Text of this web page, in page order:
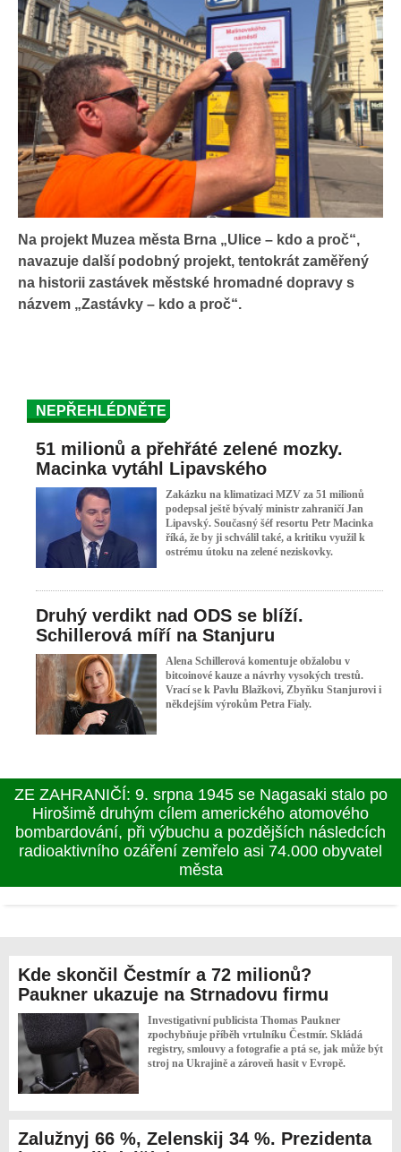
Na projekt Muzea města Brna „Ulice – kdo a proč“,
navazuje další podobný projekt, tentokrát zaměřený
na historii zastávek městské hromadné dopravy s
názvem „Zastávky – kdo a proč“.
NEPŘEHLÉDNĚTE
51 milionů a přehřáté zelené mozky.
Macinka vytáhl Lipavského
Zakázku na klimatizaci MZV za 51 milionů
podepsal ještě bývalý ministr zahraničí Jan
Lipavský. Současný šéf resortu Petr Macinka
říká, že by ji schválil také, a kritiku využil k
ostrému útoku na zelené neziskovky.
Druhý verdikt nad ODS se blíží.
Schillerová míří na Stanjuru
Alena Schillerová komentuje obžalobu v
bitcoinové kauze a návrhy vysokých trestů.
Vrací se k Pavlu Blažkovi, Zbyňku Stanjurovi i
někdejším výrokům Petra Fialy.
ZE ZAHRANIČÍ: Ankara navrhla, aby Kyjev a Moskva
vyhlásily moratorium na ostřelování lodí v Černém
moři, odpovídající prohlášení učinil turecký ministr
zahraničí Hakan Fidan
Paukner ukazuje na Strnadovu firmu
Investigativní publicista Thomas Paukner
zpochybňuje příběh vrtulníku Čestmír. Skládá
registry, smlouvy a fotografie a ptá se, jak může být
stroj na Ukrajině a zároveň hasit v Evropě.
by porazili další dva